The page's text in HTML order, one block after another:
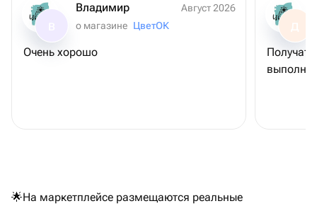
Владимир
Август 2026
о магазине ЦветОК
Очень хорошо
Д
🌟На маркетплейсе размещаются реальные